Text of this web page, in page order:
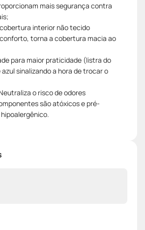
mais segurança contra
interior não tecido
torna a cobertura macia ao
para maior praticidade (listra do
sinalizando a hora de trocar o
o risco de odores
são atóxicos e pré-